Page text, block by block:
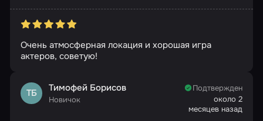
Очень атмосферная локация и хорошая игра
актеров, советую!
ТБ Тимофей Борисов
Новичок
Подтвержден
около 2
месяцев назад